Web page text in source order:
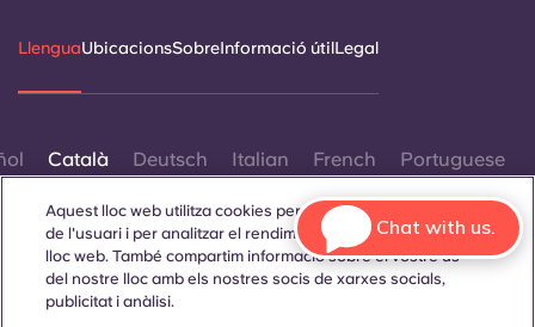
LlenguaUbicacionsSobreInformació útilLegal
Català Deutsch Italian French Portuguese
Aquest lloc web utilitza cookies per millorar l'experiència
de l'usuari i per analitzar el rendiment i el trànsit al nostre
lloc web. També compartim informació sobre el vostre ús
del nostre lloc amb els nostres socis de xarxes socials,
publicitat i anàlisi.
Chat with us.